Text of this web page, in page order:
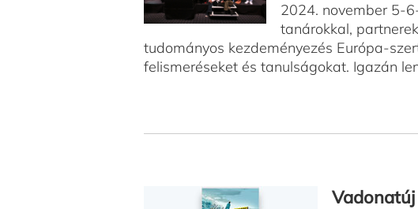
2024. november 5-
tanárokkal,
tudományos kezdeményezés Európa-
felismeréseket és tanulságokat. Igazán